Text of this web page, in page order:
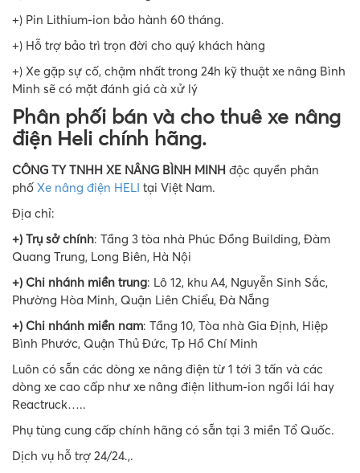
+) Pin Lithium-ion bảo hành 60 tháng.
+) Hỗ trợ bảo trì trọn đời cho quý khách hàng
+) Xe gặp sự cố, chậm nhất trong 24h kỹ thuật xe nâng Bình
Minh sẽ có mặt đánh giá cà xử lý
Phân phối bán và cho thuê xe nâng
điện Heli chính hãng.
CÔNG TY TNHH XE NÂNG BÌNH MINH độc quyền phân
phố Xe nâng điện HELI tại Việt Nam.
Địa chỉ:
+) Trụ sở chính: Tầng 3 tòa nhà Phúc Đồng Building, Đàm
Quang Trung, Long Biên, Hà Nội
+) Chi nhánh miền trung: Lô 12, khu A4, Nguyễn Sinh Sắc,
Phường Hòa Minh, Quận Liên Chiểu, Đà Nẵng
+) Chi nhánh miền nam: Tầng 10, Tòa nhà Gia Định, Hiệp
Bình Phước, Quận Thủ Đức, Tp Hồ Chí Minh
Luôn có sẵn các dòng xe nâng điện từ 1 tới 3 tấn và các
dòng xe cao cấp như xe nâng điện lithum-ion ngồi lái hay
Reactruck…..
Phụ tùng cung cấp chính hãng có sẵn tại 3 miền Tổ Quốc.
Dịch vụ hỗ trợ 24/24.,.